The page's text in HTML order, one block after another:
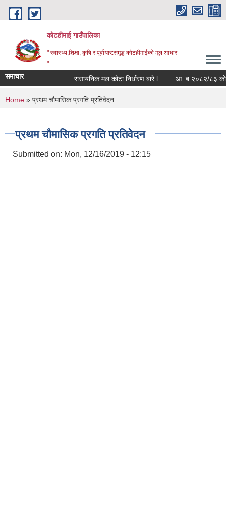
Skip to main content
कोटहीमाई गाउँपालिका
" स्वास्थ्य,शिक्षा, कृषि र पूर्वाधार:समृद्ध कोटहीमाईको मूल आधार
"
समाचार रासायनिक मल कोटा निर्धारण बारे l आ. ब २०८२/८३ को
You are here
Home » प्रथम चौमासिक प्रगति प्रतिवेदन
प्रथम चौमासिक प्रगति प्रतिवेदन
Submitted on: Mon, 12/16/2019 - 12:15